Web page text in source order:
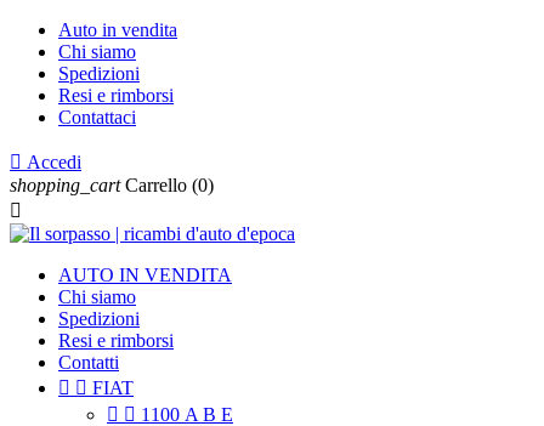
Auto in vendita
Chi siamo
Spedizioni
Resi e rimborsi
Contattaci
 Accedi
shopping_cart Carrello (0)

AUTO IN VENDITA
Chi siamo
Spedizioni
Resi e rimborsi
Contatti
  FIAT
  1100 A B E